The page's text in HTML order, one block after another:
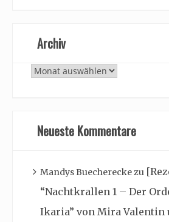
Archiv
Archiv
Neueste Kommentare
Mandys Buechereckezu
“Nachtkrallen 1 – Der
Ikaria” von Mira Valentin